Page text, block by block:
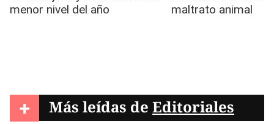
+ Más leídas de Editoriales